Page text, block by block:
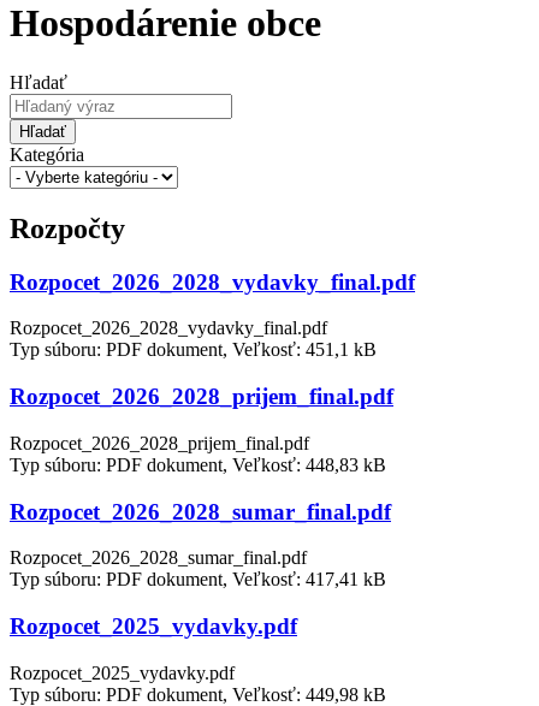
Hospodárenie obce
Hľadať
Hľadať
Kategória
Rozpočty
Rozpocet_2026_2028_vydavky_final.pdf
Rozpocet_2026_2028_vydavky_final.pdf
Typ súboru: PDF dokument, Veľkosť: 451,1 kB
Rozpocet_2026_2028_prijem_final.pdf
Rozpocet_2026_2028_prijem_final.pdf
Typ súboru: PDF dokument, Veľkosť: 448,83 kB
Rozpocet_2026_2028_sumar_final.pdf
Rozpocet_2026_2028_sumar_final.pdf
Typ súboru: PDF dokument, Veľkosť: 417,41 kB
Rozpocet_2025_vydavky.pdf
Rozpocet_2025_vydavky.pdf
Typ súboru: PDF dokument, Veľkosť: 449,98 kB